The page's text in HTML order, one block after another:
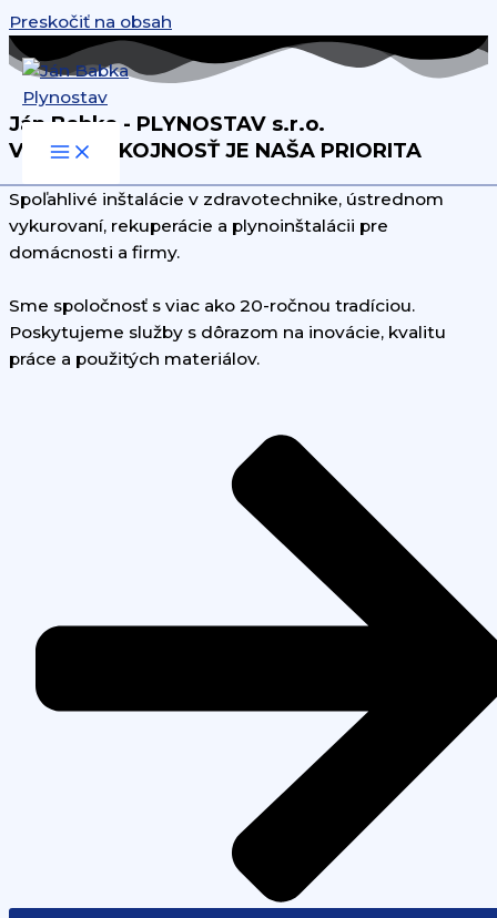
Preskočiť na obsah
Ján Babka - PLYNOSTAV s.r.o.
VAŠA SPOKOJNOSŤ JE NAŠA PRIORITA
Spoľahlivé inštalácie v zdravotechnike, ústrednom
vykurovaní, rekuperácie a plynoinštalácii pre
domácnosti a firmy.
Sme spoločnosť s viac ako 20-ročnou tradíciou.
Poskytujeme služby s dôrazom na inovácie, kvalitu
práce a použitých materiálov.